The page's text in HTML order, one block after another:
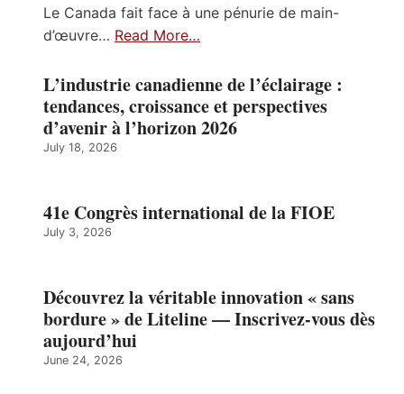
Le Canada fait face à une pénurie de main-
d’œuvre… Read More…
L’industrie canadienne de l’éclairage :
tendances, croissance et perspectives
d’avenir à l’horizon 2026
July 18, 2026
41e Congrès international de la FIOE
July 3, 2026
Découvrez la véritable innovation « sans
bordure » de Liteline — Inscrivez-vous dès
aujourd’hui
June 24, 2026